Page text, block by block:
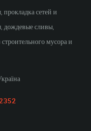
сетей и
дождевые сливы,
мусора и